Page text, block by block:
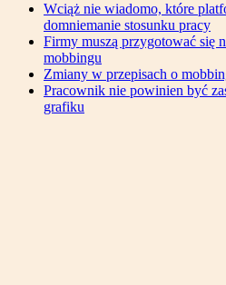
Wciąż nie wiadomo, które
domniemanie stosunku pracy
Firmy muszą przygotować się
mobbingu
Zmiany w przepisach o
Pracownik nie powinien być
grafiku